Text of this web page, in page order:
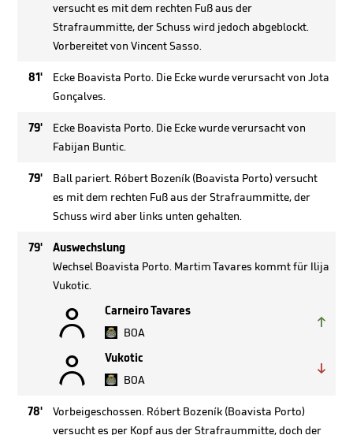
versucht es mit dem rechten Fuß aus der
Strafraummitte, der Schuss wird jedoch abgeblockt.
Vorbereitet von Vincent Sasso.
81'
Ecke Boavista Porto. Die Ecke wurde verursacht von Jota
Gonçalves.
79'
Ecke Boavista Porto. Die Ecke wurde verursacht von
Fabijan Buntic.
79'
Ball pariert. Róbert Bozeník (Boavista Porto) versucht
es mit dem rechten Fuß aus der Strafraummitte, der
Schuss wird aber links unten gehalten.
79'
Auswechslung
Wechsel Boavista Porto. Martim Tavares kommt für Ilija
Vukotic.

Carneiro Tavares
BOA


Vukotic
BOA

78'
Vorbeigeschossen. Róbert Bozeník (Boavista Porto)
versucht es per Kopf aus der Strafraummitte, doch der